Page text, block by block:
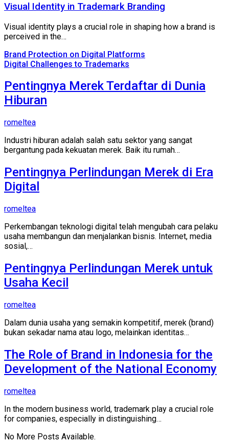
Visual Identity in Trademark Branding
Visual identity plays a crucial role in shaping how a brand is
perceived in the…
Brand Protection on Digital Platforms
Digital Challenges to Trademarks
Pentingnya Merek Terdaftar di Dunia
Hiburan
romeltea
Industri hiburan adalah salah satu sektor yang sangat
bergantung pada kekuatan merek. Baik itu rumah…
Pentingnya Perlindungan Merek di Era
Digital
romeltea
Perkembangan teknologi digital telah mengubah cara pelaku
usaha membangun dan menjalankan bisnis. Internet, media
sosial,…
Pentingnya Perlindungan Merek untuk
Usaha Kecil
romeltea
Dalam dunia usaha yang semakin kompetitif, merek (brand)
bukan sekadar nama atau logo, melainkan identitas…
The Role of Brand in Indonesia for the
Development of the National Economy
romeltea
In the modern business world, trademark play a crucial role
for companies, especially in distinguishing…
No More Posts Available.